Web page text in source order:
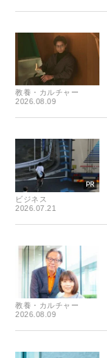
教養・カルチャー
2026.08.09
ビジネス
2026.07.21
教養・カルチャー
2026.08.09